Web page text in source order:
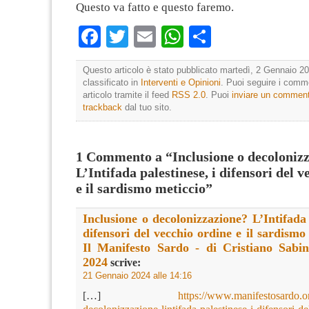
Questo va fatto e questo faremo.
Facebook
TwitterEmailWhatsApp
Questo articolo è stato pubblicato martedì, 2 Gennaio
classificato in Interventi e Opinioni. Puoi seguire i
articolo tramite il feed RSS 2.0. Puoi inviare un
trackback dal tuo sito.
1 Commento a “Inclusione o
L’Intifada palestinese, i difensori del
e il sardismo meticcio”
Inclusione o decolonizzazione?
difensori del vecchio ordine e il
Il Manifesto Sardo - di Cristiano
2024 scrive:
21 Gennaio 2024 alle 14:16
[…] https://